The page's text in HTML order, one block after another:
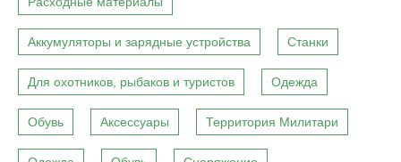
Аккумуляторы и зарядные устройства Станки
Для охотников, рыбаков и туристов Одежда
Обувь Аксессуары Территория Милитари